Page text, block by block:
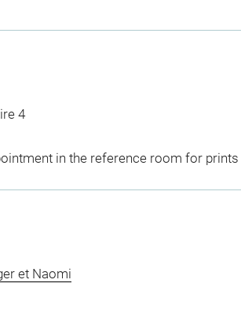
4
in the reference room for
et Naomi